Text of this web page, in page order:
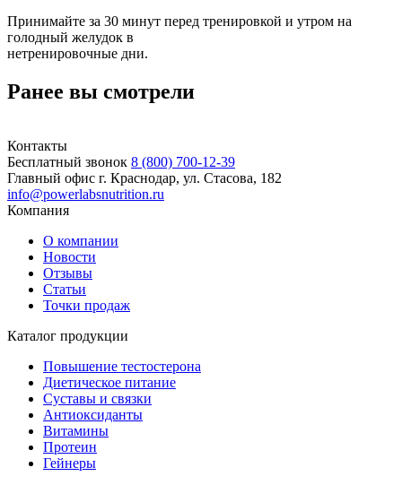
Принимайте за 30 минут перед тренировкой и утром на
голодный желудок в
нетренировочные дни.
Ранее вы смотрели
Контакты
Бесплатный звонок 8 (800) 700-12-39
Главный офис г. Краснодар, ул. Стасова, 182
info@powerlabsnutrition.ru
Компания
О компании
Новости
Отзывы
Статьи
Точки продаж
Каталог продукции
Повышение тестостерона
Диетическое питание
Суставы и связки
Антиоксиданты
Витамины
Протеин
Гейнеры